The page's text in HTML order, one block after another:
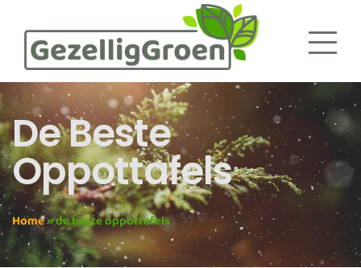
De Beste
Oppottafels
Home»de beste oppottafels